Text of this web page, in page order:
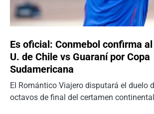
Es oficial: Conmebol confirma
U. de Chile vs Guaraní por Copa
Sudamericana
El Romántico Viajero disputará el duelo
octavos de final del certamen